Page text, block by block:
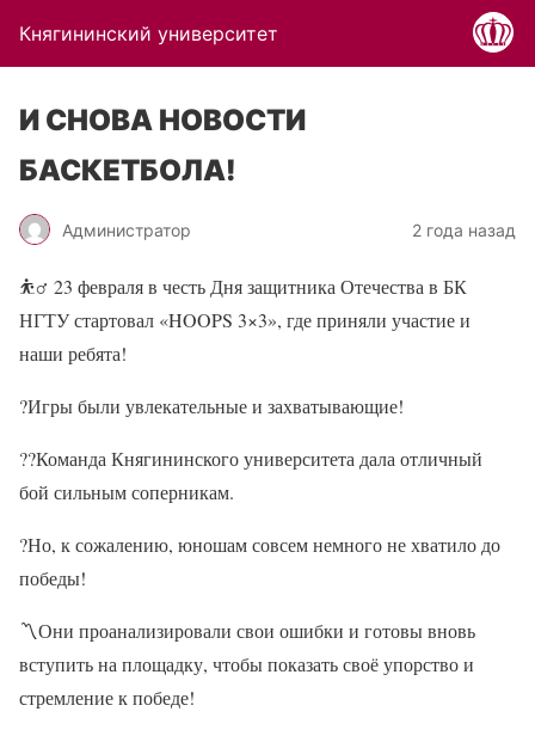
Княгининский университет
И СНОВА НОВОСТИ
БАСКЕТБОЛА!
Администратор 2 года назад
⛹‍♂ 23 февраля в честь Дня защитника Отечества в БК
НГТУ стартовал «HOOPS 3×3», где приняли участие и
наши ребята!
?Игры были увлекательные и захватывающие!
??Команда Княгининского университета дала отличный
бой сильным соперникам.
?Но, к сожалению, юношам совсем немного не хватило до
победы!
〽Они проанализировали свои ошибки и готовы вновь
вступить на площадку, чтобы показать своё упорство и
стремление к победе!